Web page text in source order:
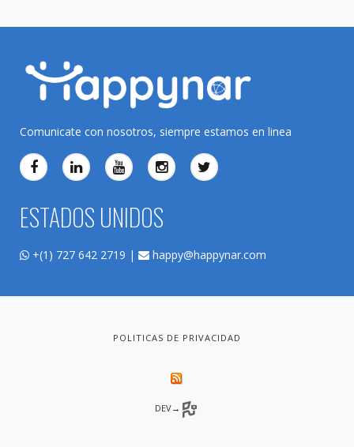
Comunicate con nosotros, siempre estamos en linea
ESTADOS UNIDOS
+(1) 727 642 2719 | happy@happynar.com
POLITICAS DE PRIVACIDAD
DEV→